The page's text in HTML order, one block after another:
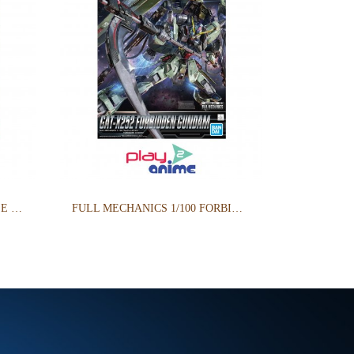
1/100 ZAKU WARRIOR + BLAZE WIZARD & GUNNER WIZARD FULL MECHANICS 1/100 FORBIDDEN GUNDAM